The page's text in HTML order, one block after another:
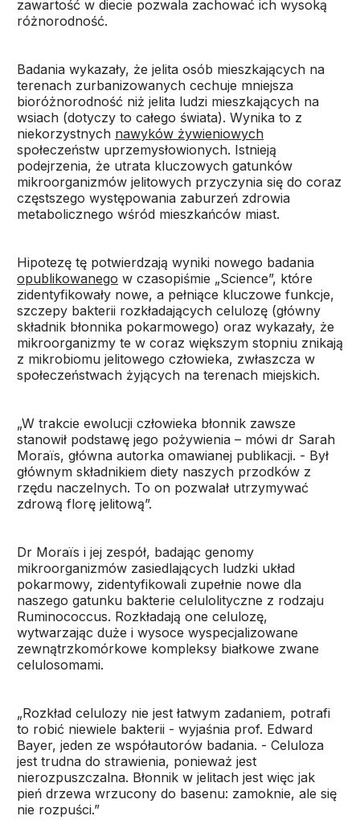
zawartość w diecie pozwala zachować ich wysoką
różnorodność.
Badania wykazały, że jelita osób mieszkających na
terenach zurbanizowanych cechuje mniejsza
bioróżnorodność niż jelita ludzi mieszkających na
wsiach (dotyczy to całego świata). Wynika to z
niekorzystnych nawyków żywieniowych
społeczeństw uprzemysłowionych. Istnieją
podejrzenia, że utrata kluczowych gatunków
mikroorganizmów jelitowych przyczynia się do coraz
częstszego występowania zaburzeń zdrowia
metabolicznego wśród mieszkańców miast.
Hipotezę tę potwierdzają wyniki nowego badania
opublikowanego w czasopiśmie „Science”, które
zidentyfikowały nowe, a pełniące kluczowe funkcje,
szczepy bakterii rozkładających celulozę (główny
składnik błonnika pokarmowego) oraz wykazały, że
mikroorganizmy te w coraz większym stopniu znikają
z mikrobiomu jelitowego człowieka, zwłaszcza w
społeczeństwach żyjących na terenach miejskich.
„W trakcie ewolucji człowieka błonnik zawsze
stanowił podstawę jego pożywienia – mówi dr Sarah
Moraïs, główna autorka omawianej publikacji. - Był
głównym składnikiem diety naszych przodków z
rzędu naczelnych. To on pozwalał utrzymywać
zdrową florę jelitową”.
Dr Moraïs i jej zespół, badając genomy
mikroorganizmów zasiedlających ludzki układ
pokarmowy, zidentyfikowali zupełnie nowe dla
naszego gatunku bakterie celulolityczne z rodzaju
Ruminococcus. Rozkładają one celulozę,
wytwarzając duże i wysoce wyspecjalizowane
zewnątrzkomórkowe kompleksy białkowe zwane
celulosomami.
„Rozkład celulozy nie jest łatwym zadaniem, potrafi
to robić niewiele bakterii - wyjaśnia prof. Edward
Bayer, jeden ze współautorów badania. - Celuloza
jest trudna do strawienia, ponieważ jest
nierozpuszczalna. Błonnik w jelitach jest więc jak
pień drzewa wrzucony do basenu: zamoknie, ale się
nie rozpuści.”